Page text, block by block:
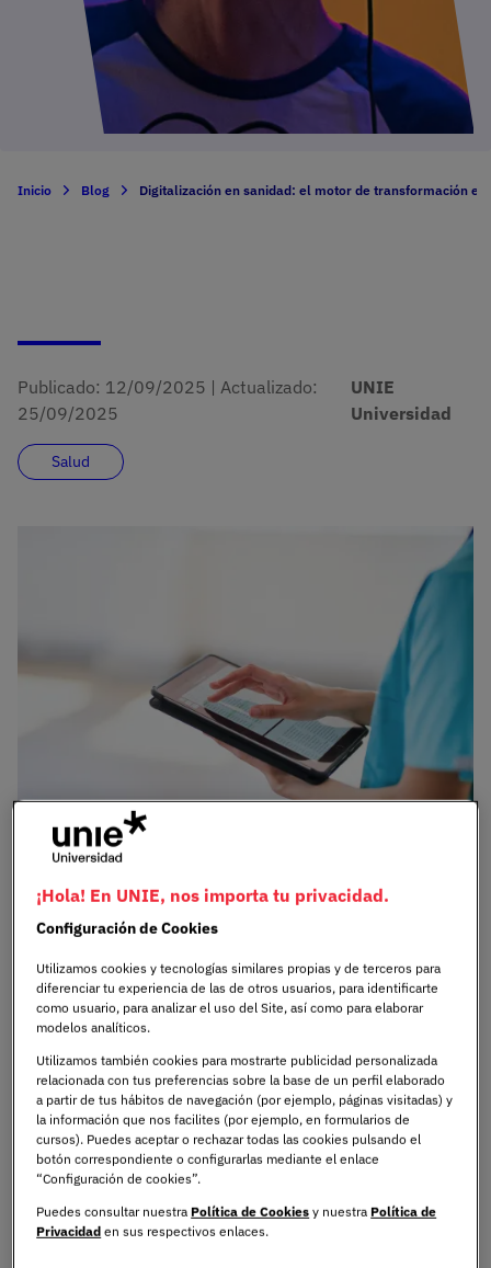
Inicio Blog Digitalización en sanidad: el motor de transformación
Publicado: 12/09/2025 | Actualizado:
25/09/2025
UNIE
Universidad
Salud
cambiando la forma en la que entendemos la atención
sanitaria. Basta mirar lo que ha ocurrido en los últimos
de hospitales españoles los profesionales pueden
consultar en segundos el historial completo de un
paciente, acceder a pruebas pasadas y compartir
información en tiempo real con otros especialistas.
Este tipo de avances no son solo una cuestión técnica;
marcan una diferencia enorme para pacientes y
profesionales. En paralelo, cada paso hacia lo digital abre
datos sensibles?, ¿cómo formamos a los equipos para
¡Hola! En UNIE, nos importa tu privacidad.
Configuración de Cookies
Utilizamos cookies y tecnologías similares propias y de terceros para
diferenciar tu experiencia de las de otros usuarios, para identificarte
como usuario, para analizar el uso del Site, así como para elaborar
modelos analíticos.
Utilizamos también cookies para mostrarte publicidad personalizada
relacionada con tus preferencias sobre la base de un perfil elaborado
a partir de tus hábitos de navegación (por ejemplo, páginas visitadas) y
la información que nos facilites (por ejemplo, en formularios de
cursos). Puedes aceptar o rechazar todas las cookies pulsando el
botón correspondiente o configurarlas mediante el enlace
“Configuración de cookies”.
Puedes consultar nuestra Política de Cookies y nuestra Política de
Privacidad en sus respectivos enlaces.